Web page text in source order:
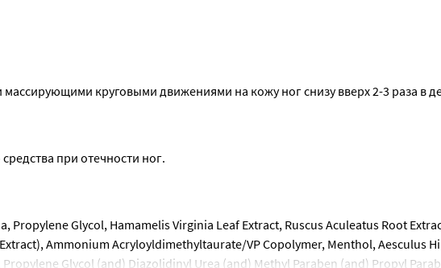
круговыми движениями на кожу ног снизу вверх 2-3 раза в
при отечности ног.
Propylene Glycol, Hamamelis Virginia Leaf Extract, Ruscus Aculeatus Root
Ammonium Acryloyldimethyltaurate/VP Copolymer, Menthol, Aesculus
Glycol (and) Diazolidinyl Urea (and) Methyl Paraben (and) Propyl